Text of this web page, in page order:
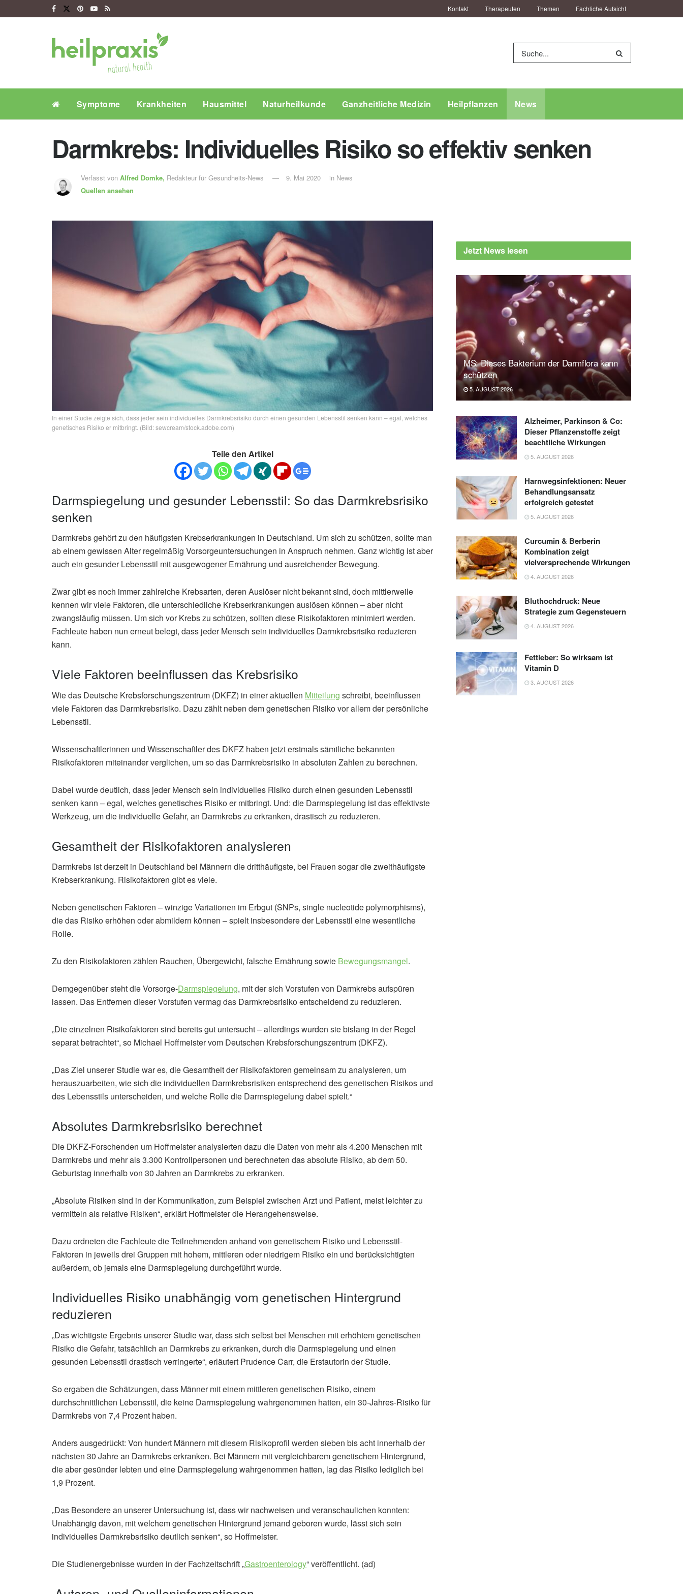
Kontakt Therapeuten Themen Fachliche Aufsicht
Symptome Krankheiten Hausmittel Naturheilkunde Ganzheitliche Medizin Heilpflanzen News
Darmkrebs: Individuelles Risiko so effektiv senken
Verfasst von Alfred Domke, Redakteur für Gesundheits-News
Quellen ansehen
9. Mai 2020 in News
In einer Studie zeigte sich, dass jeder sein individuelles Darmkrebsrisiko durch einen gesunden Lebensstil senken kann – egal, welches
genetisches Risiko er mitbringt. (Bild: sewcream/stock.adobe.com)
Teile den Artikel
Darmspiegelung und gesunder Lebensstil: So das Darmkrebsrisiko
senken
Darmkrebs gehört zu den häufigsten Krebserkrankungen in Deutschland. Um sich zu schützen, sollte man
ab einem gewissen Alter regelmäßig Vorsorgeuntersuchungen in Anspruch nehmen. Ganz wichtig ist aber
auch ein gesunder Lebensstil mit ausgewogener Ernährung und ausreichender Bewegung.
Zwar gibt es noch immer zahlreiche Krebsarten, deren Auslöser nicht bekannt sind, doch mittlerweile
kennen wir viele Faktoren, die unterschiedliche Krebserkrankungen auslösen können – aber nicht
zwangsläufig müssen. Um sich vor Krebs zu schützen, sollten diese Risikofaktoren minimiert werden.
Fachleute haben nun erneut belegt, dass jeder Mensch sein individuelles Darmkrebsrisiko reduzieren
kann.
Viele Faktoren beeinflussen das Krebsrisiko
Wie das Deutsche Krebsforschungszentrum (DKFZ) in einer aktuellen Mitteilung schreibt, beeinflussen
viele Faktoren das Darmkrebsrisiko. Dazu zählt neben dem genetischen Risiko vor allem der persönliche
Lebensstil.
Wissenschaftlerinnen und Wissenschaftler des DKFZ haben jetzt erstmals sämtliche bekannten
Risikofaktoren miteinander verglichen, um so das Darmkrebsrisiko in absoluten Zahlen zu berechnen.
Dabei wurde deutlich, dass jeder Mensch sein individuelles Risiko durch einen gesunden Lebensstil
senken kann – egal, welches genetisches Risiko er mitbringt. Und: die Darmspiegelung ist das effektivste
Werkzeug, um die individuelle Gefahr, an Darmkrebs zu erkranken, drastisch zu reduzieren.
Gesamtheit der Risikofaktoren analysieren
Darmkrebs ist derzeit in Deutschland bei Männern die dritthäufigste, bei Frauen sogar die zweithäufigste
Krebserkrankung. Risikofaktoren gibt es viele.
Neben genetischen Faktoren – winzige Variationen im Erbgut (SNPs, single nucleotide polymorphisms),
die das Risiko erhöhen oder abmildern können – spielt insbesondere der Lebensstil eine wesentliche
Rolle.
Zu den Risikofaktoren zählen Rauchen, Übergewicht, falsche Ernährung sowie Bewegungsmangel.
Demgegenüber steht die Vorsorge-Darmspiegelung, mit der sich Vorstufen von Darmkrebs aufspüren
lassen. Das Entfernen dieser Vorstufen vermag das Darmkrebsrisiko entscheidend zu reduzieren.
„Die einzelnen Risikofaktoren sind bereits gut untersucht – allerdings wurden sie bislang in der Regel
separat betrachtet“, so Michael Hoffmeister vom Deutschen Krebsforschungszentrum (DKFZ).
„Das Ziel unserer Studie war es, die Gesamtheit der Risikofaktoren gemeinsam zu analysieren, um
herauszuarbeiten, wie sich die individuellen Darmkrebsrisiken entsprechend des genetischen Risikos und
des Lebensstils unterscheiden, und welche Rolle die Darmspiegelung dabei spielt.“
Absolutes Darmkrebsrisiko berechnet
Die DKFZ-Forschenden um Hoffmeister analysierten dazu die Daten von mehr als 4.200 Menschen mit
Darmkrebs und mehr als 3.300 Kontrollpersonen und berechneten das absolute Risiko, ab dem 50.
Geburtstag innerhalb von 30 Jahren an Darmkrebs zu erkranken.
„Absolute Risiken sind in der Kommunikation, zum Beispiel zwischen Arzt und Patient, meist leichter zu
vermitteln als relative Risiken“, erklärt Hoffmeister die Herangehensweise.
Dazu ordneten die Fachleute die Teilnehmenden anhand von genetischem Risiko und Lebensstil-
Faktoren in jeweils drei Gruppen mit hohem, mittleren oder niedrigem Risiko ein und berücksichtigten
außerdem, ob jemals eine Darmspiegelung durchgeführt wurde.
Individuelles Risiko unabhängig vom genetischen Hintergrund
reduzieren
„Das wichtigste Ergebnis unserer Studie war, dass sich selbst bei Menschen mit erhöhtem genetischen
Risiko die Gefahr, tatsächlich an Darmkrebs zu erkranken, durch die Darmspiegelung und einen
gesunden Lebensstil drastisch verringerte“, erläutert Prudence Carr, die Erstautorin der Studie.
So ergaben die Schätzungen, dass Männer mit einem mittleren genetischen Risiko, einem
durchschnittlichen Lebensstil, die keine Darmspiegelung wahrgenommen hatten, ein 30-Jahres-Risiko für
Darmkrebs von 7,4 Prozent haben.
Anders ausgedrückt: Von hundert Männern mit diesem Risikoprofil werden sieben bis acht innerhalb der
nächsten 30 Jahre an Darmkrebs erkranken. Bei Männern mit vergleichbarem genetischem Hintergrund,
die aber gesünder lebten und eine Darmspiegelung wahrgenommen hatten, lag das Risiko lediglich bei
1,9 Prozent.
„Das Besondere an unserer Untersuchung ist, dass wir nachweisen und veranschaulichen konnten:
Unabhängig davon, mit welchem genetischen Hintergrund jemand geboren wurde, lässt sich sein
individuelles Darmkrebsrisiko deutlich senken“, so Hoffmeister.
Die Studienergebnisse wurden in der Fachzeitschrift „Gastroenterology“ veröffentlicht. (ad)
Jetzt News lesen
MS: Dieses Bakterium der Darmflora kann
schützen
5. AUGUST 2026
Alzheimer, Parkinson & Co:
Dieser Pflanzenstoffe zeigt
beachtliche Wirkungen
5. AUGUST 2026
Harnwegsinfektionen: Neuer
Behandlungsansatz
erfolgreich getestet
5. AUGUST 2026
Curcumin & Berberin
Kombination zeigt
vielversprechende Wirkungen
4. AUGUST 2026
Bluthochdruck: Neue
Strategie zum Gegensteuern
4. AUGUST 2026
Fettleber: So wirksam ist
Vitamin D
3. AUGUST 2026